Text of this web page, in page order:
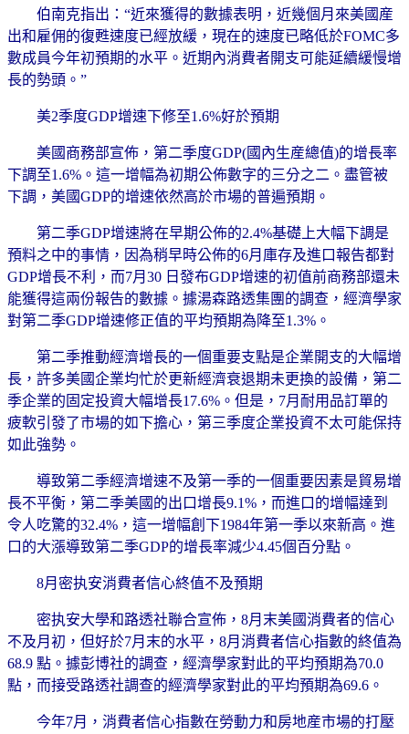
伯南克指出：“近來獲得的數據表明，近幾個月來美國産
出和雇佣的復甦速度已經放緩，現在的速度已略低於FOMC多
數成員今年初預期的水平。近期內消費者開支可能延續緩慢增
長的勢頭。”
美2季度GDP增速下修至1.6%好於預期
美國商務部宣佈，第二季度GDP(國內生産總值)的增長率
下調至1.6%。這一增幅為初期公佈數字的三分之二。盡管被
下調，美國GDP的增速依然高於市場的普遍預期。
第二季GDP增速將在早期公佈的2.4%基礎上大幅下調是
預料之中的事情，因為稍早時公佈的6月庫存及進口報告都對
GDP增長不利，而7月30 日發布GDP增速的初值前商務部還未
能獲得這兩份報告的數據。據湯森路透集團的調查，經濟學家
對第二季GDP增速修正值的平均預期為降至1.3%。
第二季推動經濟增長的一個重要支點是企業開支的大幅增
長，許多美國企業均忙於更新經濟衰退期未更換的設備，第二
季企業的固定投資大幅增長17.6%。但是，7月耐用品訂單的
疲軟引發了市場的如下擔心，第三季度企業投資不太可能保持
如此強勢。
導致第二季經濟增速不及第一季的一個重要因素是貿易增
長不平衡，第二季美國的出口增長9.1%，而進口的增幅達到
令人吃驚的32.4%，這一增幅創下1984年第一季以來新高。進
口的大漲導致第二季GDP的增長率減少4.45個百分點。
8月密执安消費者信心終值不及預期
密执安大學和路透社聯合宣佈，8月末美國消費者的信心
不及月初，但好於7月末的水平，8月消費者信心指數的終值為
68.9 點。據彭博社的調查，經濟學家對此的平均預期為70.0
點，而接受路透社調查的經濟學家對此的平均預期為69.6。
今年7月，消費者信心指數在勞動力和房地産市場的打壓